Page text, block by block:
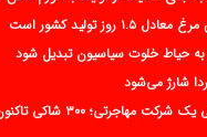
به حیاط خلوت سیاسیون تبدیل شود
شارژ می‌شود